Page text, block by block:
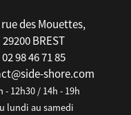
rue des Mouettes,
29200 BREST
02 98 46 71 85
shore.com
- 12h30 / 14h - 19h
lundi au samedi